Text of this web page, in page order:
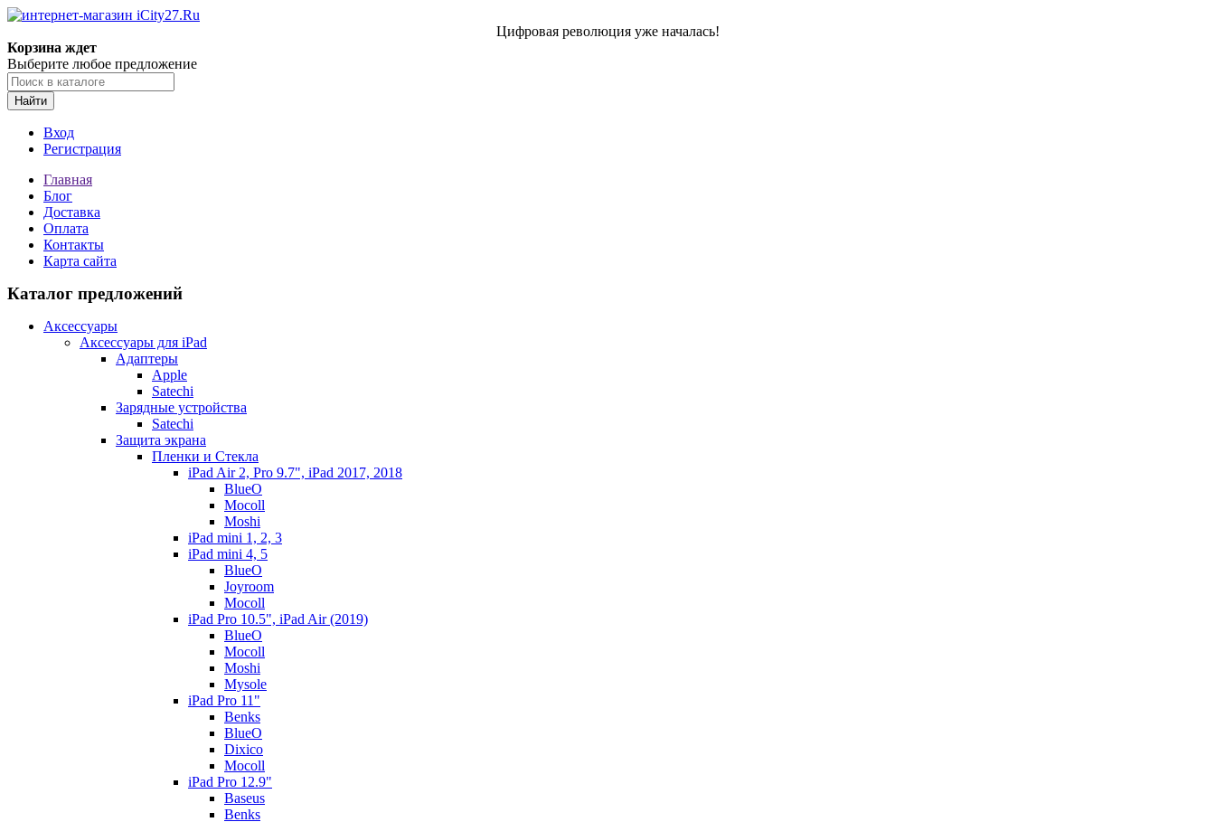
Цифровая революция уже началась!
Корзина ждет
Выберите любое предложение
Найти
Вход
Регистрация
Главная
Блог
Доставка
Оплата
Контакты
Карта сайта
Каталог предложений
Аксессуары
Аксессуары для iPad
Адаптеры
Apple
Satechi
Зарядные устройства
Satechi
Защита экрана
Пленки и Стекла
iPad Air 2, Pro 9.7", iPad 2017, 2018
BlueO
Mocoll
Moshi
iPad mini 1, 2, 3
iPad mini 4, 5
BlueO
Joyroom
Mocoll
iPad Pro 10.5", iPad Air (2019)
BlueO
Mocoll
Moshi
Mysole
iPad Pro 11"
Benks
BlueO
Dixico
Mocoll
iPad Pro 12.9"
Baseus
Benks